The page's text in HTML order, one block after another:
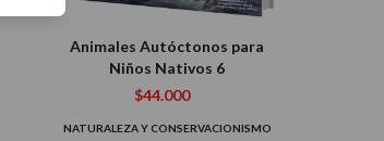
Animales Autóctonos para
Niños Nativos 6
$44.000
NATURALEZA Y CONSERVACIONISMO